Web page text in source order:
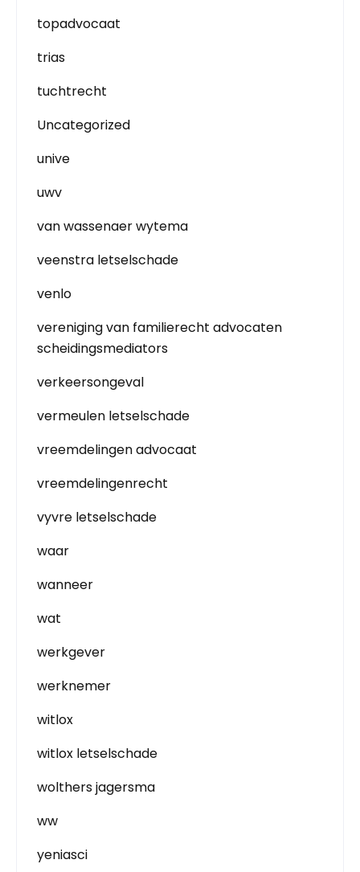
topadvocaat
trias
tuchtrecht
Uncategorized
unive
uwv
van wassenaer wytema
veenstra letselschade
venlo
vereniging van familierecht advocaten
scheidingsmediators
verkeersongeval
vermeulen letselschade
vreemdelingen advocaat
vreemdelingenrecht
vyvre letselschade
waar
wanneer
wat
werkgever
werknemer
witlox
witlox letselschade
wolthers jagersma
ww
yeniasci